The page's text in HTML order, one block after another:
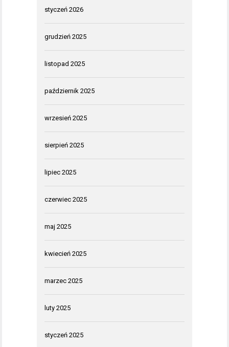
styczeń 2026
grudzień 2025
listopad 2025
październik 2025
wrzesień 2025
sierpień 2025
lipiec 2025
czerwiec 2025
maj 2025
kwiecień 2025
marzec 2025
luty 2025
styczeń 2025